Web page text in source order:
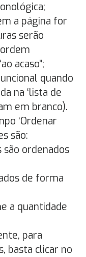
a página for
serão
acaso”;
quando
na ‘lista de
em branco).
‘Ordenar
são:
ordenados
de forma
a quantidade
para
basta clicar no